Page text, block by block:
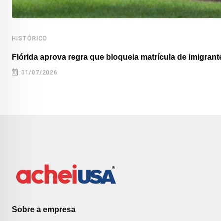
HISTÓRICO
Flórida aprova regra que bloqueia matrícula de
01/07/2026
Sobre a empresa